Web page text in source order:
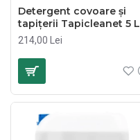
Detergent covoare și
tapițerii Tapicleanet 5 L
214,00 Lei